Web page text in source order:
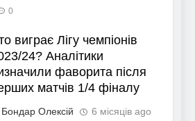
0
виграє Лігу чемпіонів
24? Аналітики
фаворита після
матчів 1/4 фіналу
Бондар Олексій 6 місяців ago